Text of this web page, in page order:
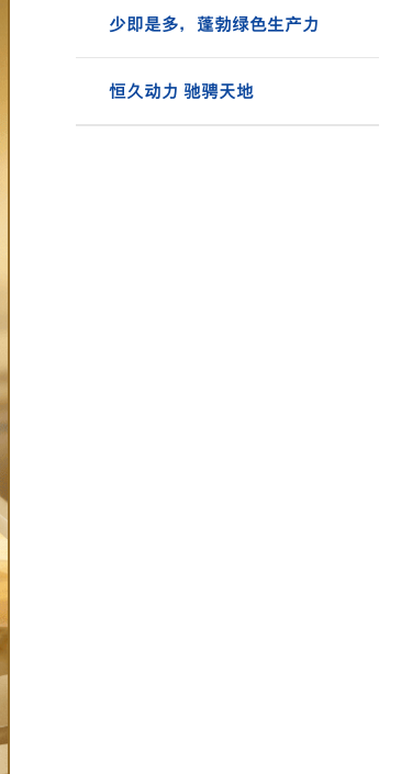
少即是多，蓬勃绿色生产力
恒久动力 驰骋天地